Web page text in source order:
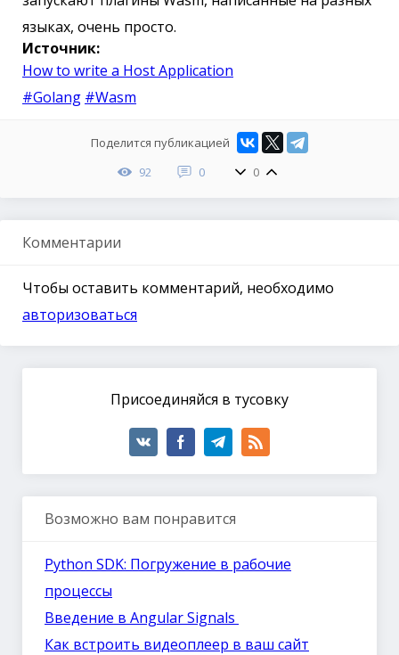
языках, очень просто.
Источник:
How to write a Host Application
#Golang #Wasm
Поделится публикацией
92
0 0
Комментарии
Чтобы оставить комментарий, необходимо
авторизоваться
Присоединяйся в тусовку
Возможно вам понравится
Python SDK: Погружение в рабочие
процессы
Введение в Angular Signals
Как встроить видеоплеер в ваш сайт